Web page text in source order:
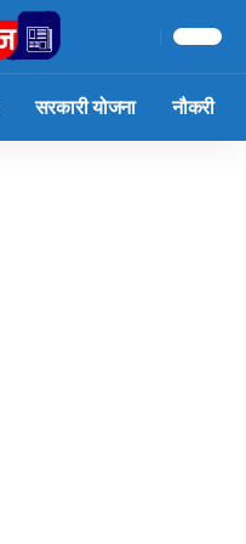
सरकारी योजना नौकरी